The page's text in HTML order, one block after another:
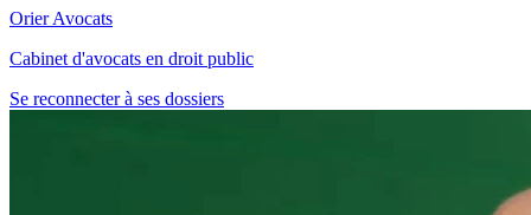
Orier Avocats
Cabinet d'avocats en droit public
Se reconnecter à ses dossiers